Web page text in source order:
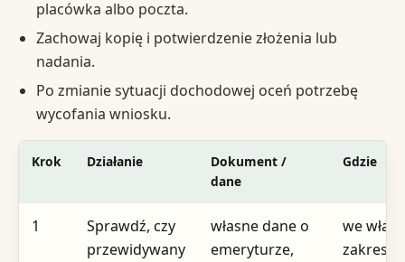
placówka albo poczta.
Zachowaj kopię i potwierdzenie złożenia lub
nadania.
Po zmianie sytuacji dochodowej oceń potrzebę
wycofania wniosku.
Krok Działanie
Dokument /
dane
Gdzie
1
Sprawdź, czy
przewidywany
własne dane o
emeryturze,
we
zakresie